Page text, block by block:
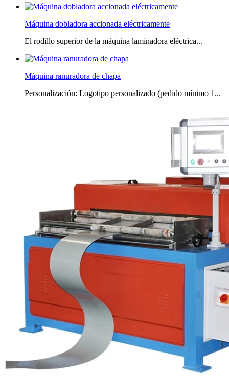
Máquina dobladora accionada eléctricamente
El rodillo superior de la máquina laminadora eléctrica...
Máquina ranuradora de chapa
Personalización: Logotipo personalizado (pedido mínimo 1...